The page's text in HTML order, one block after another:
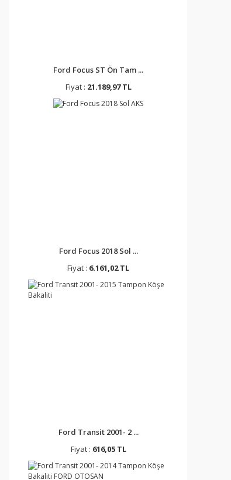
Ford Focus ST Ön Tam ...
Fiyat : 21.189,97 TL
Ford Focus 2018 Sol ...
Fiyat : 6.161,02 TL
Ford Transit 2001- 2 ...
Fiyat : 616,05 TL